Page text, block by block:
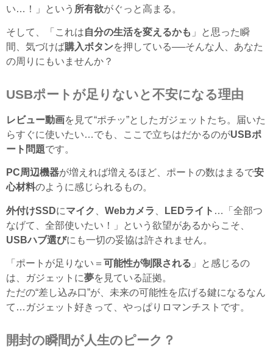
い…！」という 所有欲がぐっと高まる。
そして、「これは自分の生活を変えるかも 」と思った瞬
間、気づけば購入ボタンを押している──そんな人、あなた
の周りにもいませんか？
USBポートが足りないと不安になる理由
レビュー動画を見て“ポチッ”としたガジェットたち。届いた
らすぐに使いたい…でも、ここで立ちはだかるのがUSBポ
ート問題です。
PC周辺機器が増えれば増えるほど、ポートの数はまるで安
心材料のように感じられるもの。
外付けSSDにマイク Webカメラ LEDライト …「全部つ
なげて、全部使いたい！」という欲望があるからこそ、
USBハブ選びにも一切の妥協は許されません。
「ポートが足りない＝ 可能性が制限される 」と感じるの
は、ガジェットに夢を見ている証拠。
ただの“差し込み口”が、未来の可能性を広げる鍵になるなん
て…ガジェット好きって、やっぱりロマンチストです。
開封の瞬間が人生のピーク？